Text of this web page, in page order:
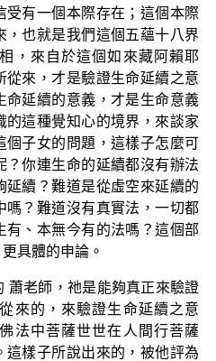
受有一個本際存在；這個本際
，也就是我們這個五蘊十八界
，來自於這個如來藏阿賴耶
從來，才是驗證生命延續之意
命延續的意義，才是生命意義
的這種覺知心的境界，來談家
個子女的問題，這樣子怎麼可
？你連生命的延續都沒有辦法
延續？難道是從虛空來延續的
嗎？難道沒有真實法，一切都
有、本無今有的法嗎？這個部
具體的申論。
蕭老師，祂是能夠真正來驗證
來的，來驗證生命延續之意
法中菩薩世世在人間行菩薩
這樣子所說出來的，被他評為